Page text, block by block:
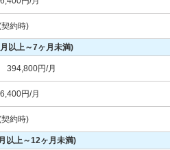
約時)
以上～7ヶ月未満)
394,800円/月
円/月
約時)
以上～12ヶ月未満)